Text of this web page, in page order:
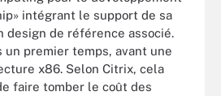
intégrant le support de sa
design de référence associé.
un premier temps, avant une
x86. Selon Citrix, cela
faire tomber le coût des